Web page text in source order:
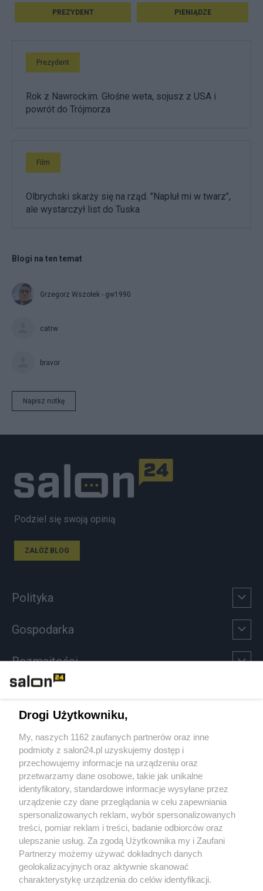
PREZYDENT PIENIĄDZE
Prezydent
Rok z Nawrockim. Głośne weta, sojusz z USA i
powrót do Trójmorza
Film
Olbrychski skarży się na rząd. "Napluł mi w twarz",
ale wystarczył list do Tuska
Blogi na ten temat
Grzegorz Wszołek - gw1990
catrw
bravor
Napisz notkę
Podziel się swoją opinią
ZAŁÓŻ BLOG
Polityka
Gospodarka
Rozmaitości
Sport
Społeczeństwo
Kultura
X Facebook Instagram Youtube
Drogi Użytkowniku,
My, naszych 1162 zaufanych partnerów oraz inne
podmioty z salon24.pl uzyskujemy dostęp i
przechowujemy informacje na urządzeniu oraz
przetwarzamy dane osobowe, takie jak unikalne
identyfikatory, standardowe informacje wysyłane przez
urządzenie czy dane przeglądania w celu zapewniania
spersonalizowanych reklam, wybór spersonalizowanych
treści, pomiar reklam i treści, badanie odbiorców oraz
ulepszanie usług. Za zgodą Użytkownika my i Zaufani
Partnerzy możemy używać dokładnych danych
geolokalizacyjnych oraz aktywnie skanować
charakterystykę urządzenia do celów identyfikacji.